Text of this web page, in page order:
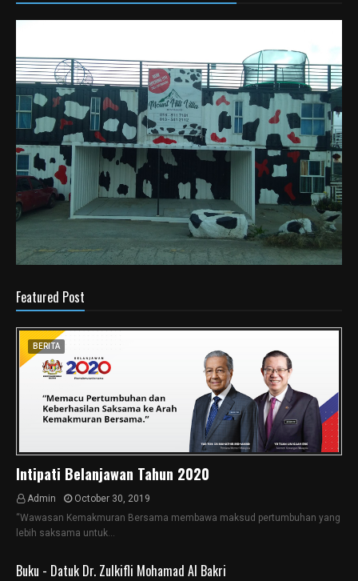
Featured Post
BERITA
Intipati Belanjawan Tahun 2020
Admin
October 30, 2019
“Wawasan Kemakmuran Bersama membawa maksud pertumbuhan yang
lebih saksama untuk…
Buku - Datuk Dr. Zulkifli Mohamad Al Bakri